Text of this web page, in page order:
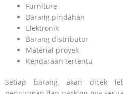
Furniture
Barang pindahan
Elektronik
Barang distributor
Material proyek
Kendaraan tertentu
Setiap barang akan dicek